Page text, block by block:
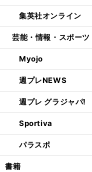
集英社オンライン
芸能・情報・スポーツ
Myojo
週プレNEWS
週プレ グラジャパ!
Sportiva
パラスポ
書籍